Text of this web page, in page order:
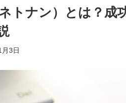
トナン）とは？成
3日